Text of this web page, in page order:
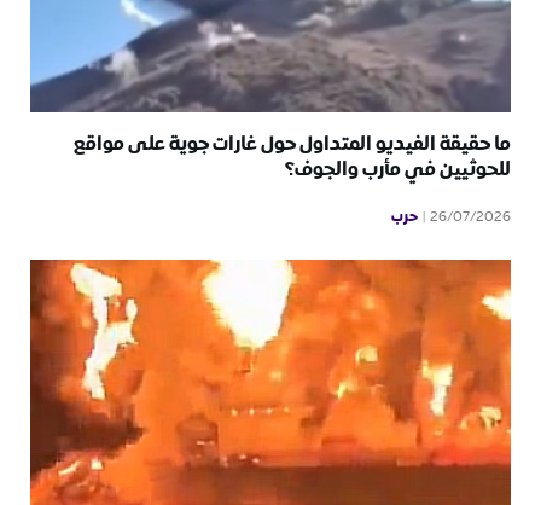
ما حقيقة الفيديو المتداول حول غارات جوية على مواقع
للحوثيين في مأرب والجوف؟
26/07/2026 حرب